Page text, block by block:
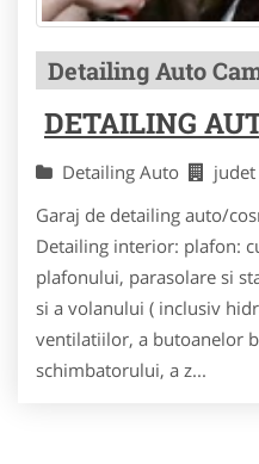
Detailing Auto
DETAILING
Detailing Auto judet
Garaj de detailing auto/
Detailing interior: plafon:
plafonului, parasolare si
si a volanului ( inclusiv
ventilatiilor, a butoanelor
schimbatorului, a z...